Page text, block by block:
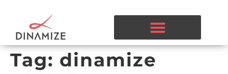
Tag: dinamize